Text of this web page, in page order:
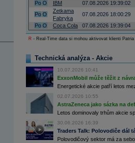
Po O IBM
07.08.2026 19:39:02
Po O
Zetkama
Fabryka
07.08.2026 18:00:29
Po O Coca Cola 07.08.2026 19:39:04
R - Real-Time data si mohou aktivovat klienti
Technická analýza - Akcie
10.07.2026 10:41
ExxonMobil může těžit z
Energetické akcie patří letos
02.07.2026 10:55
AstraZeneca jako sázka na
Letos dominovaly trhům akcie
30.06.2026 16:39
Traders Talk: Polovodiče dál
Polovodičový sektor má za